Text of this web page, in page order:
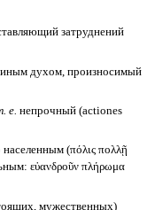
затруднений
духом, произносимый
е. непрочный (actiones
(πόλις πολλῇ
εὐανδροῦν πλήρωμα
мужественных)